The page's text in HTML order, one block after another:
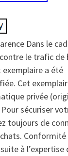
Dans le
le trafic de
exemplaire a été
Cet
privée
sécuriser
toujours de
à l’expertise